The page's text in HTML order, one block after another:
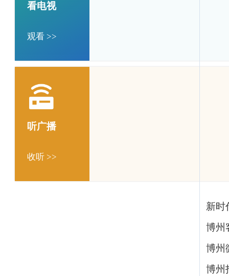
看电视
观看 >>
听广播
收听 >>
新时
博州
博州
博州